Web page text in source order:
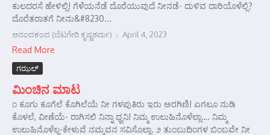
ಕುಲದರಸೆ ಹೇಳಿಲ್ಲಿ! ಗೆಳೆಯನೆಡೆ ದೊರೆಯುವುದೆ ನೀನಡೆ- ದುಳಿವ ದಾರಿಯೊಳೆಲ್ಲಿ?
ದೊರೆತರಾತಗೆ ನೀನು&#8230...
ಆನಂದಕಂದ (ಬೆಟಗೇರಿ ಕೃಷ್ಣಶರ್ಮ) April 4, 2023
Read More
ಗಝಲ್
ಮಿಂಚಿನ ಮಾಟ
೧ ಕೂಗು ಕೂಗೆಲೆ ಕೊಗಿಲೆಯೆ ನೀ ಗಳಪುತಿರು ಇರು ಅರಗಿಣಿ! ಏಗಲೂ ನುಡಿ
ಕೊಳಲೆ, ವೀಣೆಯೆ- ರಾಗಿಸಲಿ ನಿನ್ನಾ ಧ್ವನಿ! ನಿಮ್ಮ ಉಲುಹಿನೊಳೆಲ್ಲಾ…. ನಿಮ್ಮ
ಉಲುಹಿನೊಳೆಲ್ಲ-ಕೇಳುವೆ ನಮ್ಮವನ ಸವಿಸೊಲ್ಲಾ. ೨ ತುಂಬುದಿಂಗಳ ಬಿಂಬವೇ ನೀ